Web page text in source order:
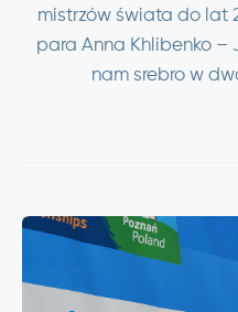
mistrzów świata do lat
para Anna Khlibenko –
nam srebro w